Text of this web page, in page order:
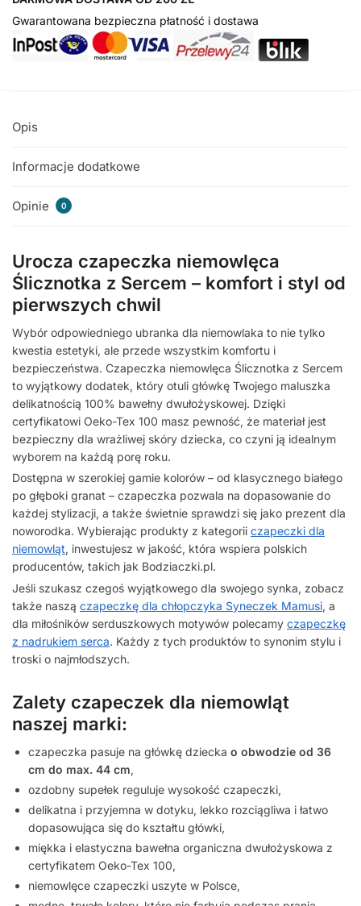
Gwarantowana bezpieczna płatność i dostawa
Opis
Informacje dodatkowe
Opinie 0
Urocza czapeczka niemowlęca
Ślicznotka z Sercem – komfort i styl od
pierwszych chwil
Wybór odpowiedniego ubranka dla niemowlaka to nie tylko
kwestia estetyki, ale przede wszystkim komfortu i
bezpieczeństwa. Czapeczka niemowlęca Ślicznotka z Sercem
to wyjątkowy dodatek, który otuli główkę Twojego maluszka
delikatnością 100% bawełny dwułożyskowej. Dzięki
certyfikatowi Oeko-Tex 100 masz pewność, że materiał jest
bezpieczny dla wrażliwej skóry dziecka, co czyni ją idealnym
wyborem na każdą porę roku.
Dostępna w szerokiej gamie kolorów – od klasycznego białego
po głęboki granat – czapeczka pozwala na dopasowanie do
każdej stylizacji, a także świetnie sprawdzi się jako prezent dla
noworodka. Wybierając produkty z kategorii czapeczki dla
niemowląt, inwestujesz w jakość, która wspiera polskich
producentów, takich jak Bodziaczki.pl.
Jeśli szukasz czegoś wyjątkowego dla swojego synka, zobacz
także naszą czapeczkę dla chłopczyka Syneczek Mamusi, a
dla miłośników serduszkowych motywów polecamy czapeczkę
z nadrukiem serca. Każdy z tych produktów to synonim stylu i
troski o najmłodszych.
Zalety czapeczek dla niemowląt
naszej marki:
czapeczka pasuje na główkę dziecka o obwodzie od 36
cm do max. 44 cm,
ozdobny supełek reguluje wysokość czapeczki,
delikatna i przyjemna w dotyku, lekko rozciągliwa i łatwo
dopasowująca się do kształtu główki,
miękka i elastyczna bawełna organiczna dwułożyskowa z
certyfikatem Oeko-Tex 100,
niemowlęce czapeczki uszyte w Polsce,